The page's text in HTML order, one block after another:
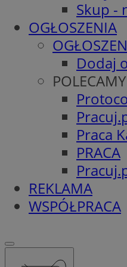
Skup -
OGŁOSZENIA
Dodaj
POLECAMY
Praca
PRACA
REKLAMA
WSPÓŁPRACA